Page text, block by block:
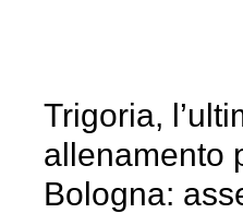
Trigoria,
allenamento
Bologna: